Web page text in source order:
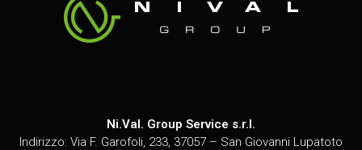
Ni.Val. Group Service s.r.l.
Indirizzo: Via F. Garofoli, 233, 37057 – San Giovanni Lupatoto